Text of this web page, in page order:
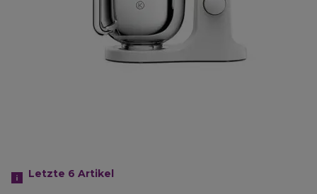
Letzte 6 Artikel